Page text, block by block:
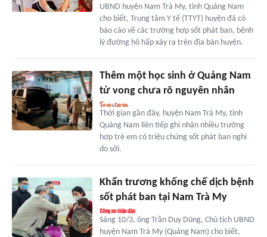
UBND huyện Nam Trà My, tỉnh Quảng Nam
cho biết, Trung tâm Y tế (TTYT) huyện đã có
báo cáo về các trường hợp sốt phát ban, bệnh
lý đường hô hấp xảy ra trên địa bàn huyện.
Thêm một học sinh ở Quảng Nam
tử vong chưa rõ nguyên nhân
Thời gian gần đây, huyện Nam Trà My, tỉnh
Quảng Nam liên tiếp ghi nhận nhiều trường
hợp trẻ em có triệu chứng sốt phát ban nghi
do sởi.
Khẩn trương khống chế dịch bệnh
sốt phát ban tại Nam Trà My
Sáng 10/3, ông Trần Duy Dũng, Chủ tịch UBND
huyện Nam Trà My (Quảng Nam) cho biết,